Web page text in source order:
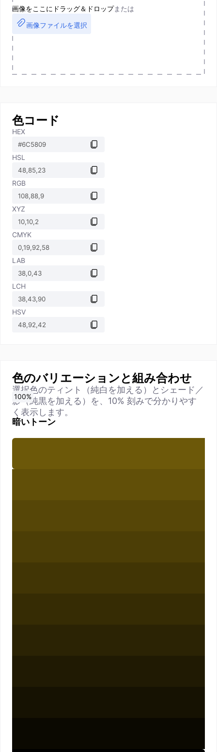
画像をここにドラッグ＆ドロップまたは
画像ファイルを選択
色コード
HEX
HSL
RGB
XYZ
CMYK
LAB
LCH
HSV
色のバリエーションと組み合わせ
選択色のティント（純白を加える）とシェード／
影（純黒を加える）を、10% 刻みで分かりやす
く表示します。
暗いトーン
0%
10%
20%
30%
40%
50%
60%
70%
80%
90%
100%